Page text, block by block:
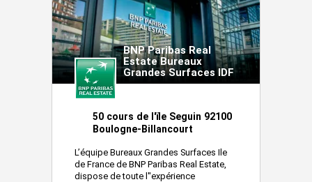
BNP Paribas Real
Estate Bureaux
Grandes Surfaces IDF
50 cours de l'ïle Seguin 92100
Boulogne-Billancourt
L’équipe Bureaux Grandes Surfaces Ile
de France de BNP Paribas Real Estate,
dispose de toute l''expérience